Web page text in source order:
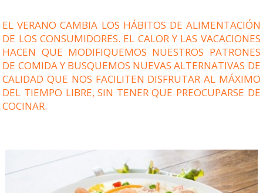
EL VERANO CAMBIA LOS HÁBITOS DE ALIMENTACIÓN
DE LOS CONSUMIDORES. EL CALOR Y LAS VACACIONES
HACEN QUE MODIFIQUEMOS NUESTROS PATRONES
DE COMIDA Y BUSQUEMOS NUEVAS ALTERNATIVAS DE
CALIDAD QUE NOS FACILITEN DISFRUTAR AL MÁXIMO
DEL TIEMPO LIBRE, SIN TENER QUE PREOCUPARSE DE
COCINAR.